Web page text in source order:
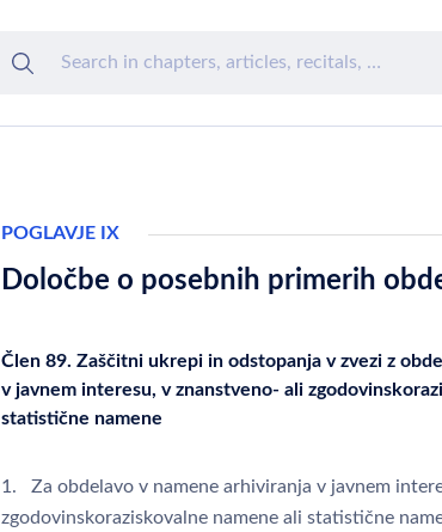
POGLAVJE IX
Določbe o posebnih primerih
Člen 89. Zaščitni ukrepi in odstopanja v zvezi z
v javnem interesu, v znanstveno- ali
statistične namene
1. Za obdelavo v namene arhiviranja v javnem
zgodovinskoraziskovalne namene ali statistične